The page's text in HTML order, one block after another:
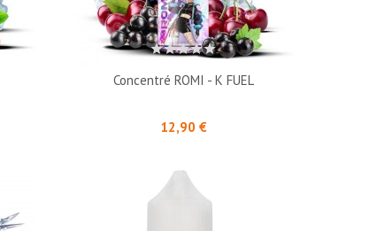
Concentré ROMI - K FUEL
12,90 €Prix